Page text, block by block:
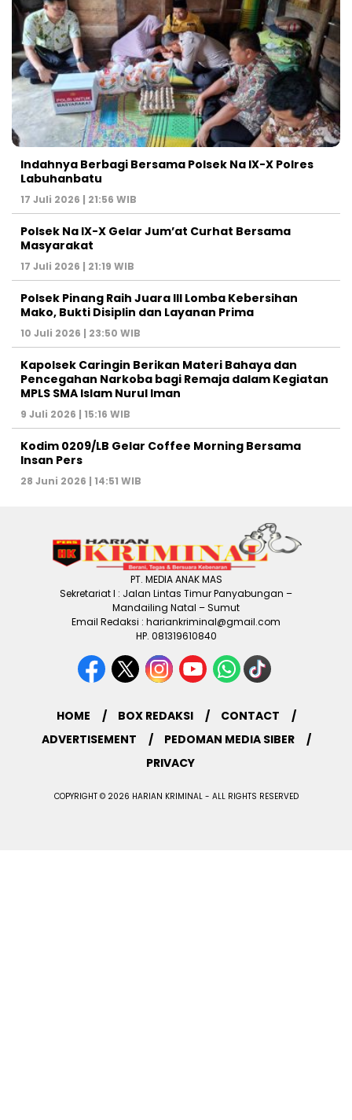
Indahnya Berbagi Bersama Polsek Na IX-X Polres
Labuhanbatu
17 Juli 2026 | 21:56 WIB
Polsek Na IX-X Gelar Jum’at Curhat Bersama
Masyarakat
17 Juli 2026 | 21:19 WIB
Polsek Pinang Raih Juara III Lomba Kebersihan
Mako, Bukti Disiplin dan Layanan Prima
10 Juli 2026 | 23:50 WIB
Kapolsek Caringin Berikan Materi Bahaya dan
Pencegahan Narkoba bagi Remaja dalam Kegiatan
MPLS SMA Islam Nurul Iman
9 Juli 2026 | 15:16 WIB
Kodim 0209/LB Gelar Coffee Morning Bersama
Insan Pers
28 Juni 2026 | 14:51 WIB
PT. MEDIA ANAK MAS
Sekretariat I : Jalan Lintas Timur Panyabungan –
Mandailing Natal – Sumut
Email Redaksi : hariankriminal@gmail.com
HP. 081319610840
HOME BOX REDAKSI
CONTACT
ADVERTISEMENT
PEDOMAN MEDIA SIBER
PRIVACY
COPYRIGHT © 2026 HARIAN KRIMINAL - ALL RIGHTS RESERVED